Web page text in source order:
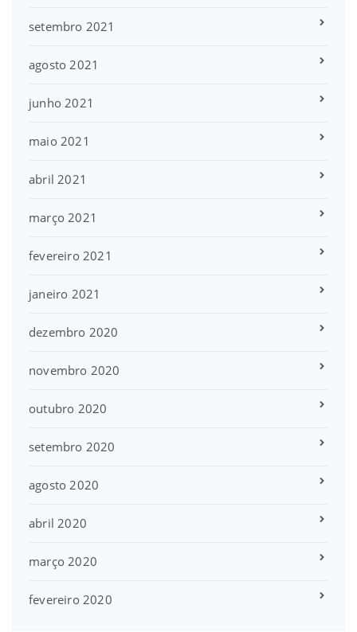
setembro 2021
agosto 2021
junho 2021
maio 2021
abril 2021
março 2021
fevereiro 2021
janeiro 2021
dezembro 2020
novembro 2020
outubro 2020
setembro 2020
agosto 2020
abril 2020
março 2020
fevereiro 2020